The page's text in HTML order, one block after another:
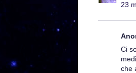
23
Ci
che